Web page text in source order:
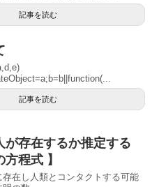
記事を読む
記事を読む
が存在するか推定する
方程式 】
存在し人類とコンタクトする可能